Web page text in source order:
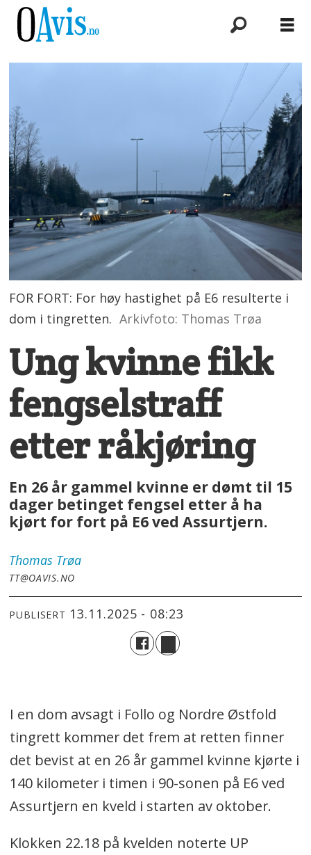
FOR FORT: For høy hastighet på E6 resulterte i
dom i tingretten. Arkivfoto: Thomas Trøa
Ung kvinne fikk
fengselstraff
etter råkjøring
En 26 år gammel kvinne er dømt til 15
dager betinget fengsel etter å ha
kjørt for fort på E6 ved Assurtjern.
Thomas Trøa
TT@OAVIS.NO
PUBLISERT 13.11.2025 - 08:23
I en dom avsagt i Follo og Nordre Østfold
tingrett kommer det frem at retten finner
det bevist at en 26 år gammel kvinne kjørte i
140 kilometer i timen i 90-sonen på E6 ved
Assurtjern en kveld i starten av oktober.
Klokken 22.18 på kvelden noterte UP